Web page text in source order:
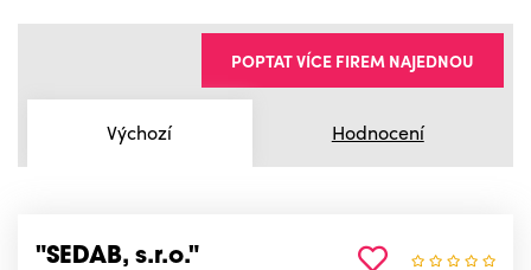
Výchozí Hodnocení
POPTAT VÍCE FIREM NAJEDNOU
"SEDAB, s.r.o."